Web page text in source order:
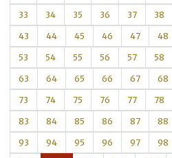
33 34 35 36 37 38
43 44 45 46 47 48
53 54 55 56 57 58
63 64 65 66 67 68
73 74 75 76 77 78
83 84 85 86 87 88
93 94 95 96 97 98